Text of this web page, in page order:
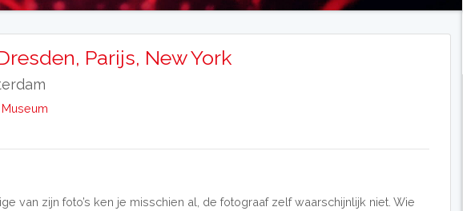
Parijs, New York
van zijn foto’s ken je misschien al, de fotograaf zelf waarschijnlijk niet. Wie